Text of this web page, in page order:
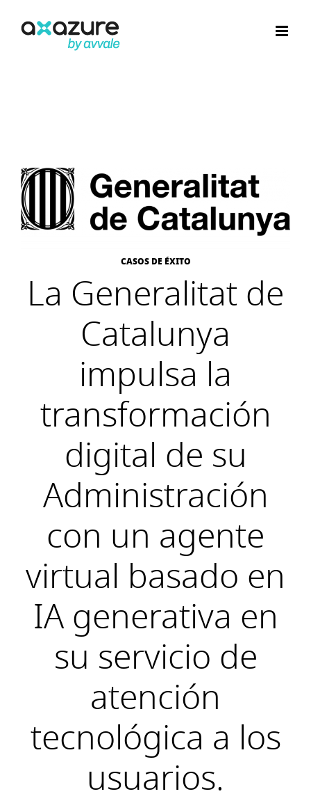
CASOS DE ÉXITO
La Generalitat de
Catalunya
impulsa la
transformación
digital de su
Administración
con un agente
virtual basado en
IA generativa en
su servicio de
atención
tecnológica a los
usuarios.